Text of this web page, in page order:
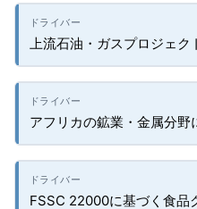
上流石油・ガスプロジェク
アフリカの鉱業・金属分野
FSSC 22000に基づく食品